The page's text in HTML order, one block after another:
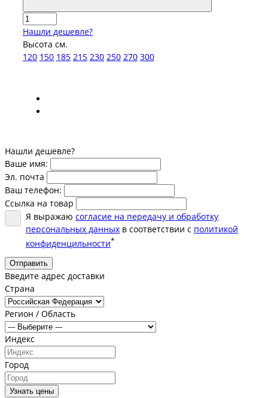
Нашли дешевле?
Высота см.
120 150 185 215 230 250 270 300
Нашли дешевле?
Ваше имя:
Эл. почта
Ваш телефон:
Ссылка на товар
Я выражаю согласие на передачу и обработку
персональных данных в соответствии с политикой
конфиденцильности*
Отправить
Введите адрес доставки
Страна
Регион / Область
Индекс
Город
Узнать цены